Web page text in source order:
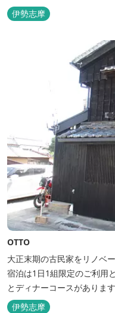
のまま内宮の森へと連なっ
る・・そんな気持ちになる
伊勢志摩
OTTO
大正末期の古民家をリノベ
宿泊は1日1組限定のご利用
とディナーコースがあります
伊勢志摩